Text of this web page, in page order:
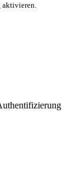
aktivieren.